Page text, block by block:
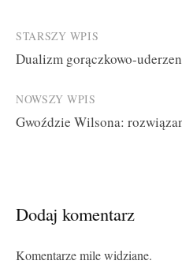
Post
navigation
STARSZY WPIS
Dualizm gorączkowo-
NOWSZY WPIS
Gwoździe Wilsona:
Dodaj komentarz
Komentarze mile widziane.